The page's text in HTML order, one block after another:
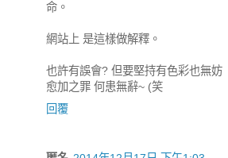
命。
網站上 是這樣做解釋。
也許有誤會? 但要堅持有色彩也無妨
愈加之罪 何患無辭~ (笑
回覆